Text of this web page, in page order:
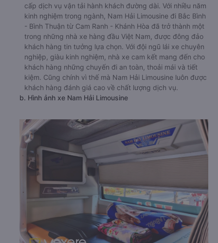
cấp dịch vụ vận tải hành khách đường dài. Với nhiều năm
kinh nghiệm trong ngành, Nam Hải Limousine đi Bắc Bình
- Bình Thuận từ Cam Ranh - Khánh Hòa đã trở thành một
trong những nhà xe hàng đầu Việt Nam, được đông đảo
khách hàng tin tưởng lựa chọn. Với đội ngũ lái xe chuyên
nghiệp, giàu kinh nghiệm, nhà xe cam kết mang đến cho
khách hàng những chuyến đi an toàn, thoải mái và tiết
kiệm. Cũng chính vì thế mà Nam Hải Limousine luôn được
khách hàng đánh giá cao về chất lượng dịch vụ.
b. Hình ảnh xe Nam Hải Limousine